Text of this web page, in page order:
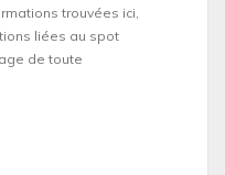
trouvées ici,
liées au spot
de toute